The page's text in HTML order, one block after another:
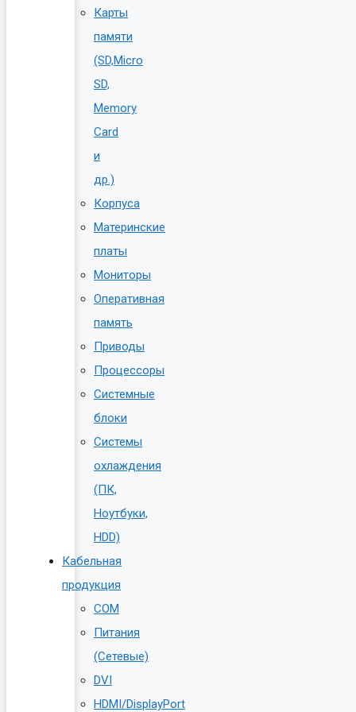
Карты
памяти
(SD,Micro
SD,
Memory
Card
и
др.)
Корпуса
Материнские
платы
Мониторы
Оперативная
память
Приводы
Процессоры
Системные
блоки
Системы
охлаждения
(ПК,
Ноутбуки,
HDD)
Кабельная
продукция
COM
Питания
(Сетевые)
DVI
HDMI/DisplayPort